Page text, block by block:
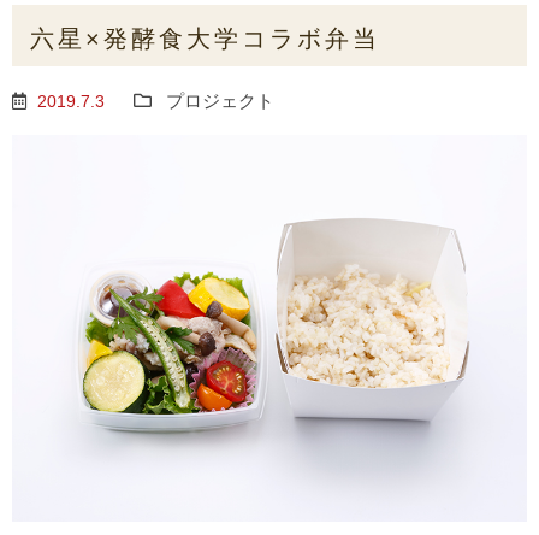
六星×発酵食大学コラボ弁当
2019.7.3 プロジェクト